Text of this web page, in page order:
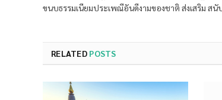
ขนบธรรมเนียมประเพณีอันดีงามของชาติ ส่งเสริม ส
RELATED POSTS